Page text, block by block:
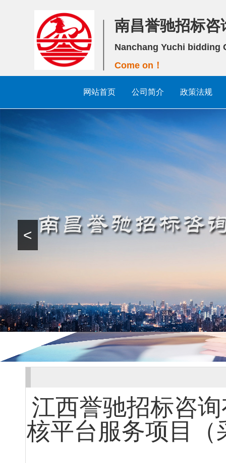
南昌誉驰招标咨
Nanchang Yuchi bidding
Come on！
网站首页 公司简介 政策法规
<
江西誉驰招标咨
核平台服务项目（